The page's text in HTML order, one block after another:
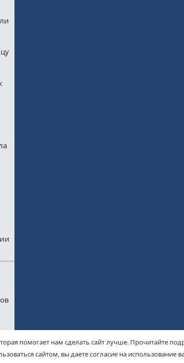
помогает нам сделать сайт лучше. Прочитайте
сайтом, вы даете согласие на использование